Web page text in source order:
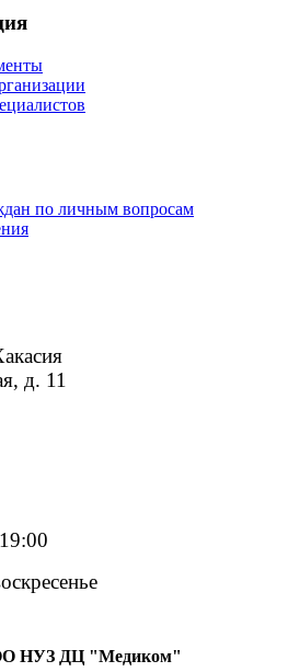
по личным вопросам
д. 11
НУЗ ДЦ "Медиком"